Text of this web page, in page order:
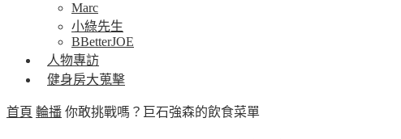
Marc
小綠先生
BBetterJOE
人物專訪
健身房大蒐擊
首頁 輪播 你敢挑戰嗎？巨石強森的飲食菜單